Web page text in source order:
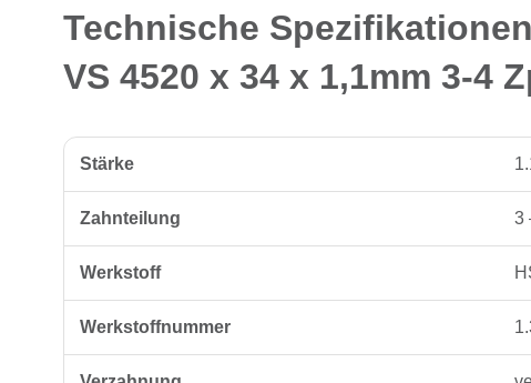
Technische
VS 4520 x 34 x 1,1mm 3-4
Stärke
Zahnteilung 3
Werkstoff
Werkstoffnummer